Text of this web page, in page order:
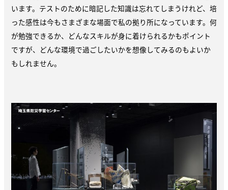
います。テストのために暗記した知識は忘れてしまうけれど、培
った感性は今もさまざまな場面で私の拠り所になっています。何
が勉強できるか、どんなスキルが身に着けられるかもポイント
ですが、どんな環境で過ごしたいかを想像してみるのもよいか
もしれません。